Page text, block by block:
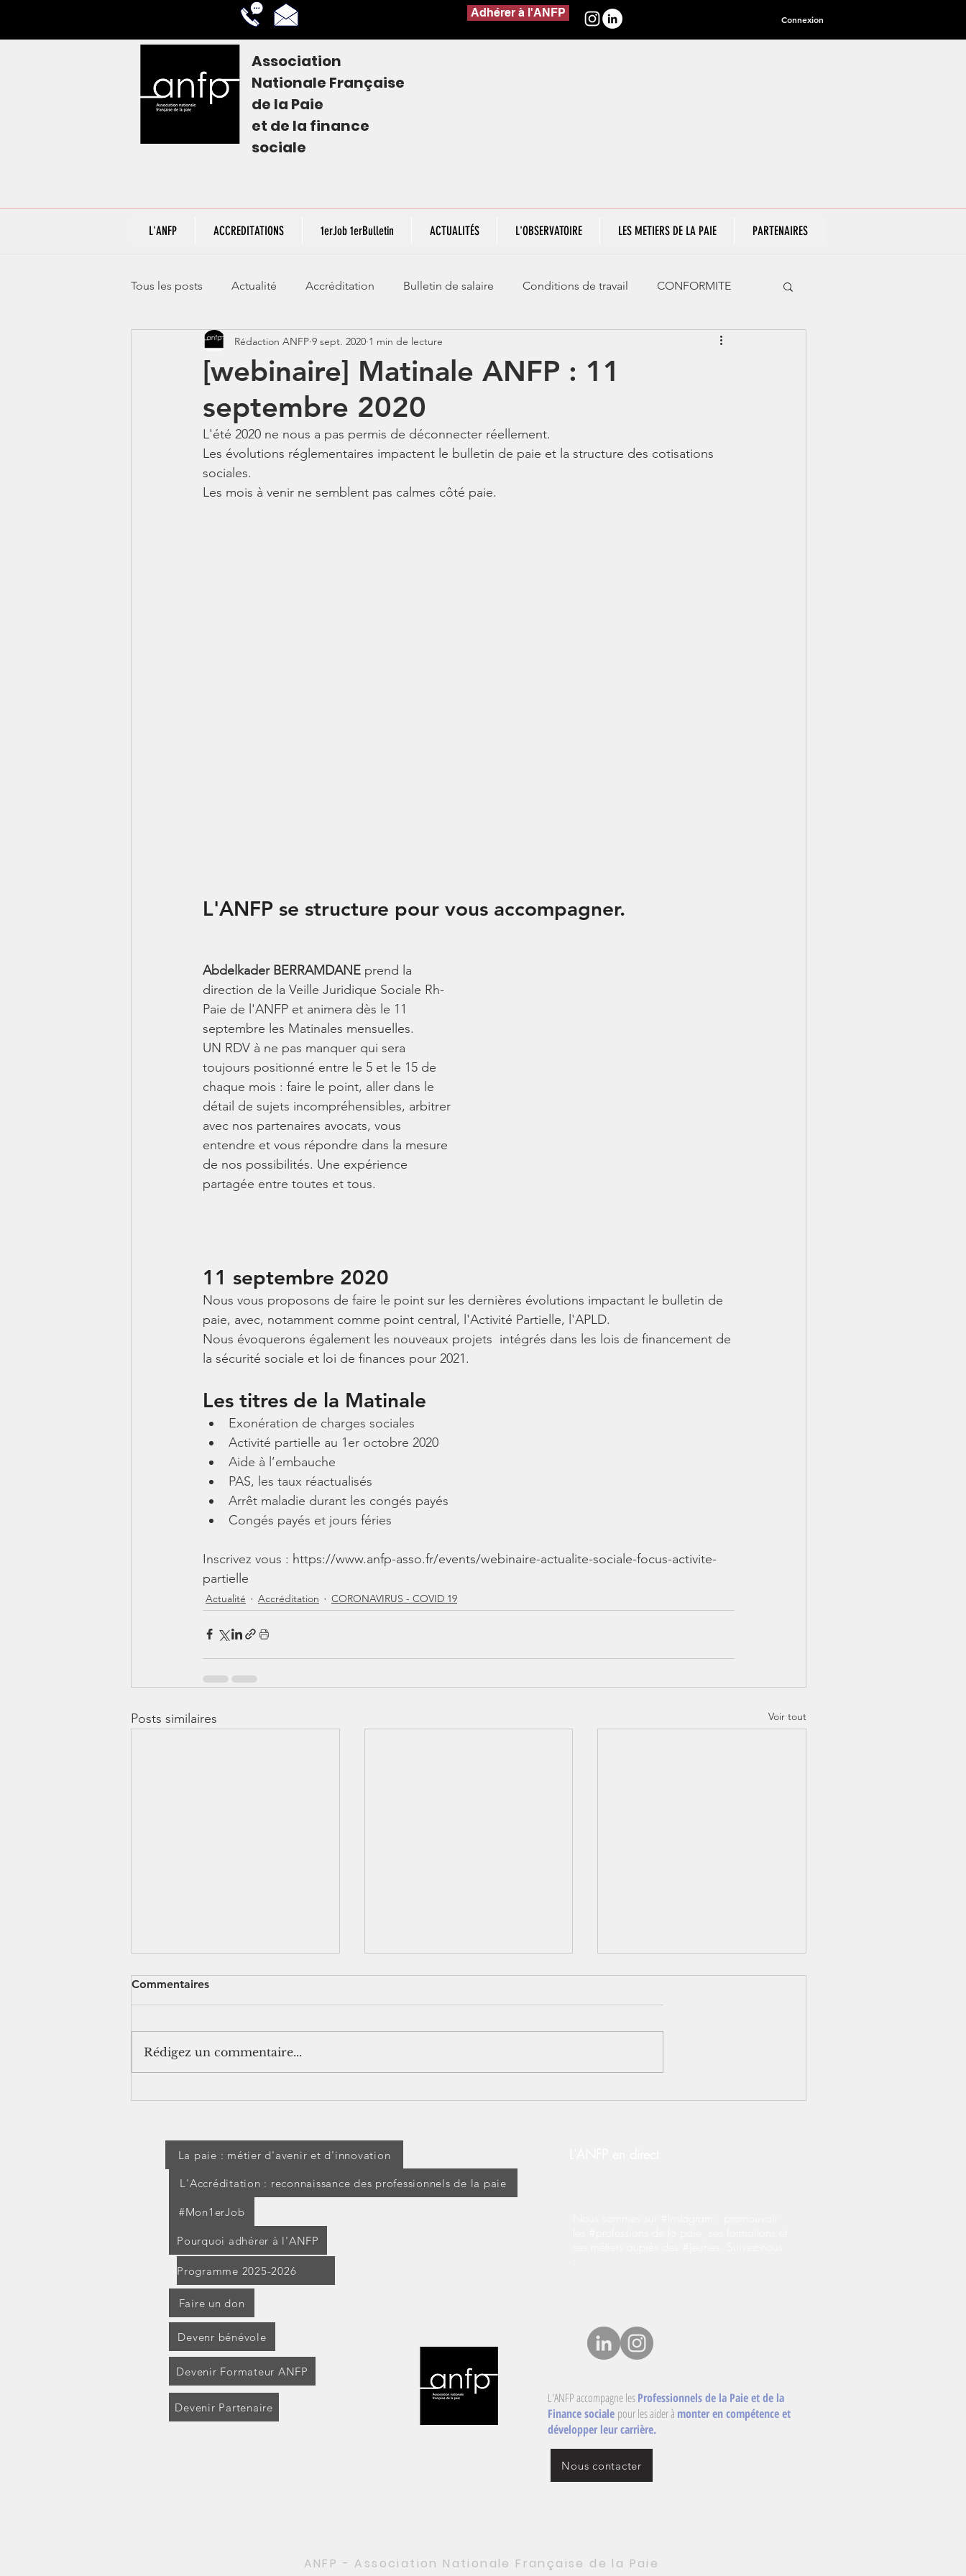
Adhérer à l'ANFP Connexion
Association
Nationale Française
de la Paie
et de la finance
sociale
L'ANFP ACCREDITATIONS 1erJob 1erBulletin ACTUALITÉS L'OBSERVATOIRE LES METIERS DE LA PAIE PARTENAIRES
Tous les posts Actualité Accréditation Bulletin de salaire Conditions de travail CONFORMITE
CORONAVIRUS - COVID 19 Jurisprudence Rémunération
Jeunes - 1erJob1erBP DSN BOSS Contrats aidés
[webinaire] Matinale ANFP : 11
septembre 2020
Rédaction ANFP 9 sept. 2020 1 min de lecture
L'été 2020 ne nous a pas permis de déconnecter réellement.
Les évolutions réglementaires impactent le bulletin de paie et la structure des cotisations
sociales.
Les mois à venir ne semblent pas calmes côté paie.
L'ANFP se structure pour vous accompagner.
Abdelkader BERRAMDANE prend la
direction de la Veille Juridique Sociale Rh-
Paie de l'ANFP et animera dès le 11
septembre les Matinales mensuelles.
UN RDV à ne pas manquer qui sera
toujours positionné entre le 5 et le 15 de
chaque mois : faire le point, aller dans le
détail de sujets incompréhensibles, arbitrer
avec nos partenaires avocats, vous
entendre et vous répondre dans la mesure
de nos possibilités. Une expérience
partagée entre toutes et tous.
11 septembre 2020
Nous vous proposons de faire le point sur les dernières évolutions impactant le bulletin de
paie, avec, notamment comme point central, l'Activité Partielle, l'APLD.
Nous évoquerons également les nouveaux projets  intégrés dans les lois de financement de
la sécurité sociale et loi de finances pour 2021.
Les titres de la Matinale
Exonération de charges sociales
Activité partielle au 1er octobre 2020
Aide à l’embauche
PAS, les taux réactualisés
Arrêt maladie durant les congés payés
Congés payés et jours féries
Inscrivez vous : https://www.anfp-asso.fr/events/webinaire-actualite-sociale-focus-activite-
partielle
Actualité Accréditation CORONAVIRUS - COVID 19
Posts similaires Voir tout
être suspendues
Commentaires
Rédigez un commentaire...
La paie : métier d'avenir et d'innovation
L'Accréditation : reconnaissance des professionnels de la paie
#Mon1erJob
Pourquoi adhérer à l'ANFP
Programme 2025-2026
Faire un don
Devenr bénévole
Devenir Formateur ANFP
Devenir Partenaire
L'ANFP accompagne lesProfessionnels de la Paie et de la
Finance sociale pour les aider à monter en compétence et
développer leur carrière.
Nous contacter
ANFP - Association Nationale Française de la Paie